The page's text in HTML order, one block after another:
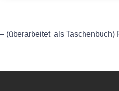
– (überarbeitet, als Taschenbuch)